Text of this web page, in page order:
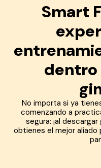
Smart
dentro
No importa si ya
comenzando a
segura: ¡al
obtienes el mejor aliado